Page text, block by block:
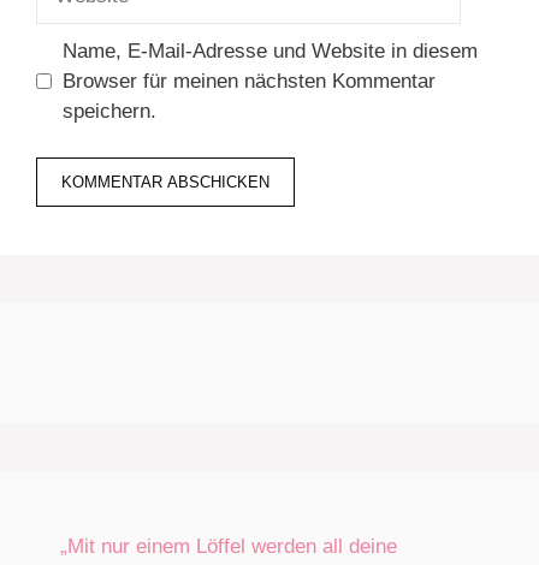
Name, E-Mail-Adresse und Website in diesem
Browser für meinen nächsten Kommentar
speichern.
„Mit nur einem Löffel werden all deine